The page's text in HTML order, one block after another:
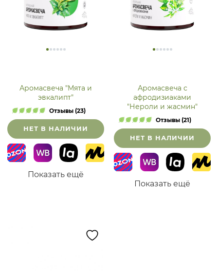
Аромасвеча "Мята и
эвкалипт"
Отзывы (23)
НЕТ В НАЛИЧИИ
Показать ещё
Аромасвеча с
афродизиаками
"Нероли и жасмин"
Отзывы (21)
НЕТ В НАЛИЧИИ
Показать ещё